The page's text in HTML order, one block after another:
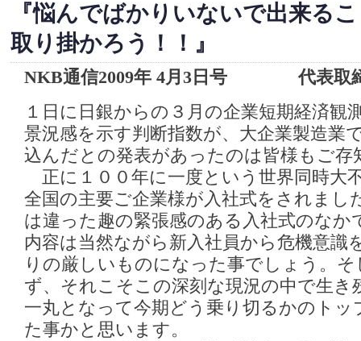
『悩んでばかりいないで出来る
取り掛かろう！！』
NKB通信2009年 4月3日号 代表取
１日に日銀からの３月の企業短期経済観
景況感を示す判断指数が、大企業製造業
込んだとの発表があったのは皆様もご存
正に１００年に一度という世界同時大
全国の主要ご企業様が入社式をされまし
は違った趣の緊張感のある入社式のなか
内容は当然ながら新入社員から危機意識
りの厳しいものになった事でしょう。
ず、それこそこの深刻な現況の中で生き
一丸となって今期どう乗り切るかのトッ
た事かと思います。